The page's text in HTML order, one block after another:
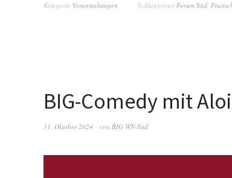
Kategorie Veranstaltungen SchlagwörterForum Süd,
BIG-Comedy mit
31. Oktober 2024 von BIG WN-Süd